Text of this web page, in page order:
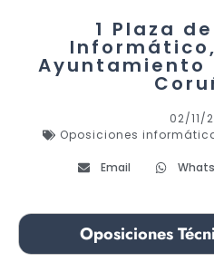
1 Plaza
Ayuntamiento
02/11/
Oposiciones
Email
Oposiciones